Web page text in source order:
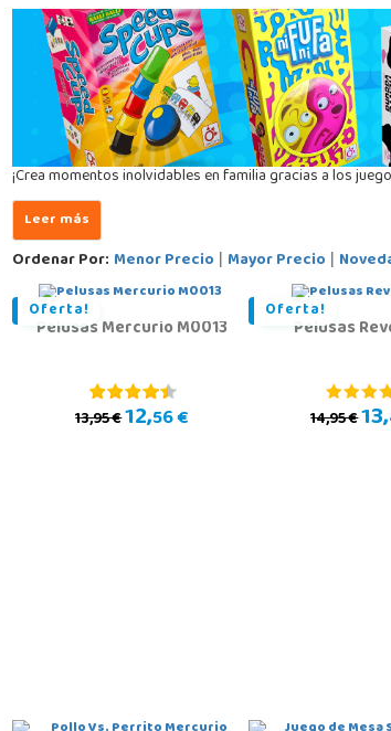
¡Crea momentos inolvidables en familia gracias a los
Ordenar Por: Menor Precio | Mayor Precio |
Oferta!
Pelusas Mercurio M0013
13,95 €12,56 €
Oferta!
Pelusas
14,95 €13,